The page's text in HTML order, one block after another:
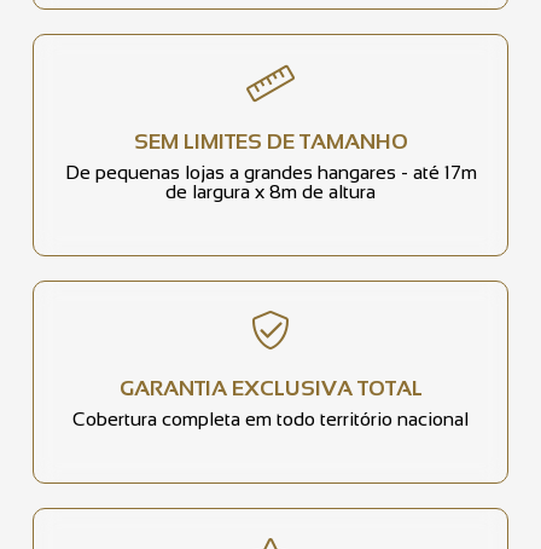
SEM LIMITES DE TAMANHO
De pequenas lojas a grandes hangares - até 17m
de largura x 8m de altura
GARANTIA EXCLUSIVA TOTAL
Cobertura completa em todo território nacional